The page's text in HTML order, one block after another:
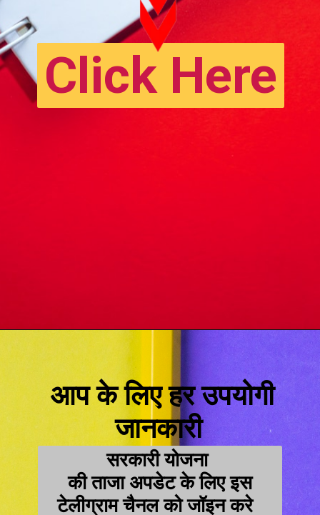
Click Here
सरकारी योजना
की ताजा अपडेट के लिए इस
टेलीग्राम चैनल को जॉइन करे
आप के लिए हर उपयोगी
जानकारी